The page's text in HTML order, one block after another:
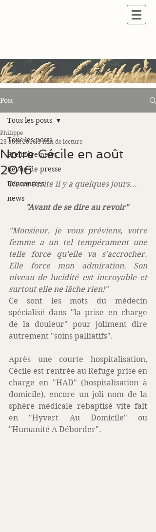
Post
Tous les posts
Première news
Revue de presse
Rencontres
news
Tous les posts
Notre Cécile en août
2016
Philippe
23 août 2016 3 min de lecture
News écrite il y a quelques jours...
"Avant de se dire au revoir"
"Monsieur, je vous préviens, votre
femme a un tel tempérament une
telle force qu’elle va s'accrocher.
Elle force mon admiration. Son
niveau de lucidité est incroyable et
surtout elle ne lâche rien!"
Ce sont les mots du médecin
spécialisé dans "la prise en charge
de la douleur" pour joliment dire
autrement "soins palliatifs".
Après une courte hospitalisation,
Cécile est rentrée au Refuge prise en
charge en "HAD" (hospitalisation à
domicile), encore un joli nom de la
sphère médicale rebaptisé vite fait
en "Hyvert Au Domicile" ou
"Humanité A Déborder".